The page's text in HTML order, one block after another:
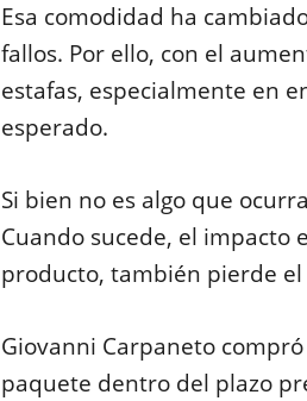
Esa comodidad ha
fallos. Por ello, con el
estafas, especialmente en
esperado.
Si bien no es algo que
Cuando sucede, el impacto
producto, también pierde
Giovanni Carpaneto
paquete dentro del plazo